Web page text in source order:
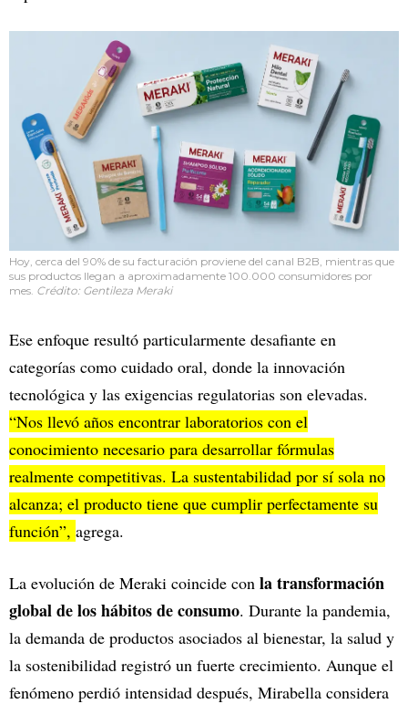
Hoy, cerca del 90% de su facturación proviene del canal B2B, mientras que
sus productos llegan a aproximadamente 100.000 consumidores por
mes. Crédito: Gentileza Meraki
Ese enfoque resultó particularmente desafiante en
categorías como cuidado oral, donde la innovación
tecnológica y las exigencias regulatorias son elevadas.
“Nos llevó años encontrar laboratorios con el
conocimiento necesario para desarrollar fórmulas
realmente competitivas. La sustentabilidad por sí sola no
alcanza; el producto tiene que cumplir perfectamente su
función”, agrega.
La evolución de Meraki coincide con la transformación
global de los hábitos de consumo. Durante la pandemia,
la demanda de productos asociados al bienestar, la salud y
la sostenibilidad registró un fuerte crecimiento. Aunque el
fenómeno perdió intensidad después, Mirabella considera